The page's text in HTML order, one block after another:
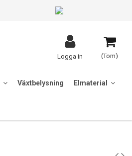
(Tom)
Logga in
Växtbelysning Elmaterial